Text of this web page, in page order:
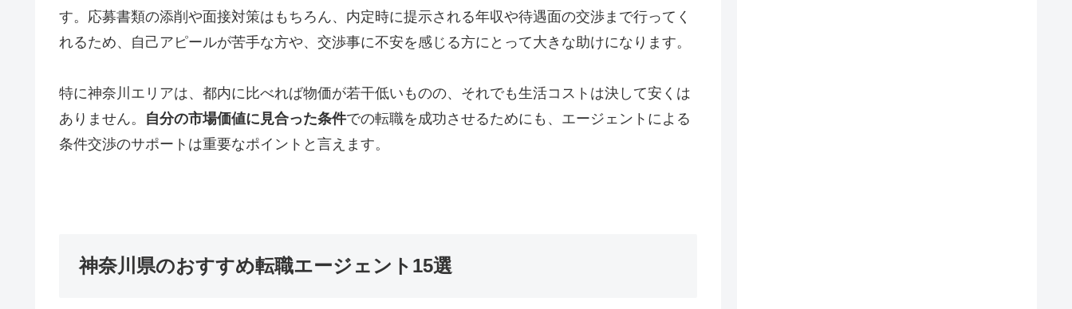
す。応募書類の添削や面接対策はもちろん、内定時に提示される年収や待遇面の交渉まで行ってく
れるため、自己アピールが苦手な方や、交渉事に不安を感じる方にとって大きな助けになります。
特に神奈川エリアは、都内に比べれば物価が若干低いものの、それでも生活コストは決して安くは
ありません。 自分の市場価値に見合った条件での転職を成功させるためにも、エージェントによる
条件交渉のサポートは重要なポイントと言えます。
神奈川県のおすすめ転職エージェント15選